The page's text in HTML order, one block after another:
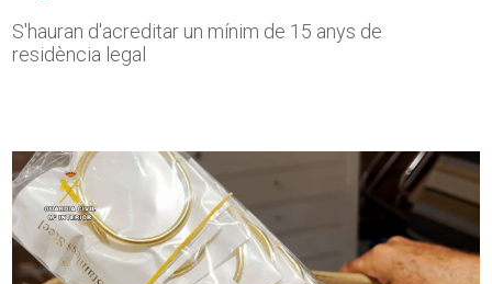
S'hauran d'acreditar un mínim de 15 anys de
residència legal